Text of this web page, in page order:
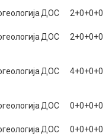
ДОС
2+0+0+0
ДОС
2+0+0+0
ДОС 4+0+0+0
ДОС
0+0+0+0
ДОС
0+0+0+0